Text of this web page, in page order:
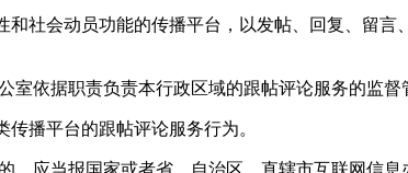
社会动员功能的传播平台，以发帖、回复、留言
依据职责负责本行政区域的跟帖评论服务的监督
播平台的跟帖评论服务行为。
应当报国家或者省、自治区、直辖市互联网信息